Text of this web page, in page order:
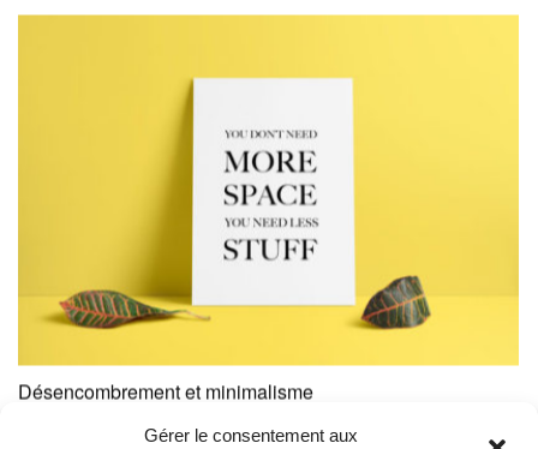
Gérer le consentement aux
Désencombrement et minimalisme